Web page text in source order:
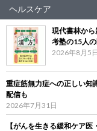
ヘルスケア
現代書林か
考塾の15人
2026年8月5日
重症筋無力症への正しい
配信も
2026年7月31日
【がんを生きる緩和ケア